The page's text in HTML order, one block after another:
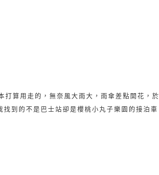
打算用走的，無奈風大雨大，雨傘差點開花，於
到的不是巴士站卻是櫻桃小丸子樂園的接泊車